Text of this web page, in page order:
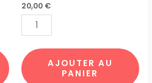
20,00 €
WATER
LILIES
par
10pcs
AJOUTER AU
PANIER